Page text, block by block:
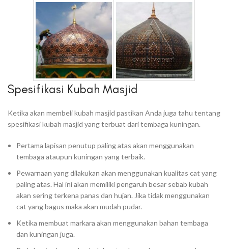
Spesifikasi Kubah Masjid
Ketika akan membeli kubah masjid pastikan Anda juga tahu tentang
spesifikasi kubah masjid yang terbuat dari tembaga kuningan.
Pertama lapisan penutup paling atas akan menggunakan
tembaga ataupun kuningan yang terbaik.
Pewarnaan yang dilakukan akan menggunakan kualitas cat yang
paling atas. Hal ini akan memiliki pengaruh besar sebab kubah
akan sering terkena panas dan hujan. Jika tidak menggunakan
cat yang bagus maka akan mudah pudar.
Ketika membuat markara akan menggunakan bahan tembaga
dan kuningan juga.